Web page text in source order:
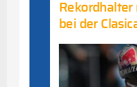
Rekordhalter
bei der